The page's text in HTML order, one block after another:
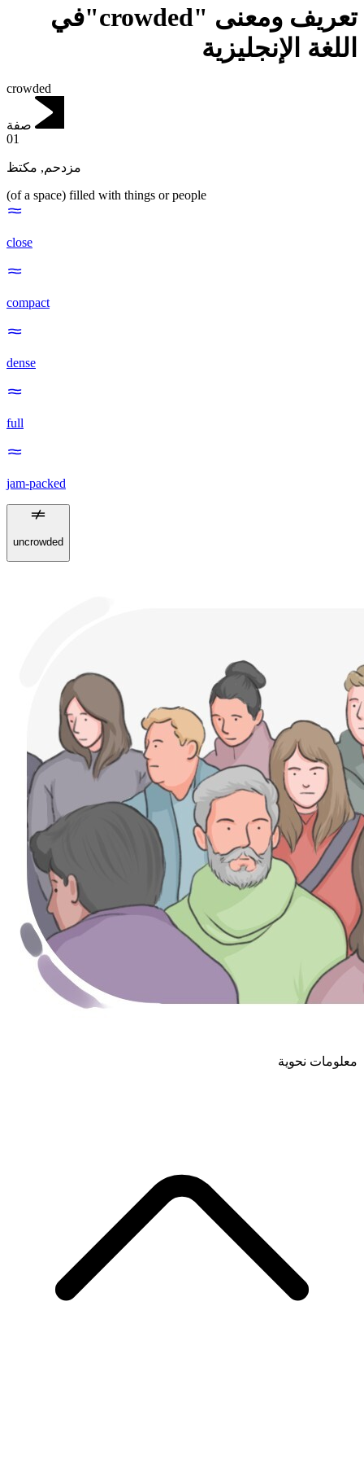
تعريف ومعنى "crowded"في
اللغة الإنجليزية
crowded
صفة
01
مزدحم, مكتظ
(of a space) filled with things or people
close
compact
dense
full
jam-packed
uncrowded
معلومات نحوية